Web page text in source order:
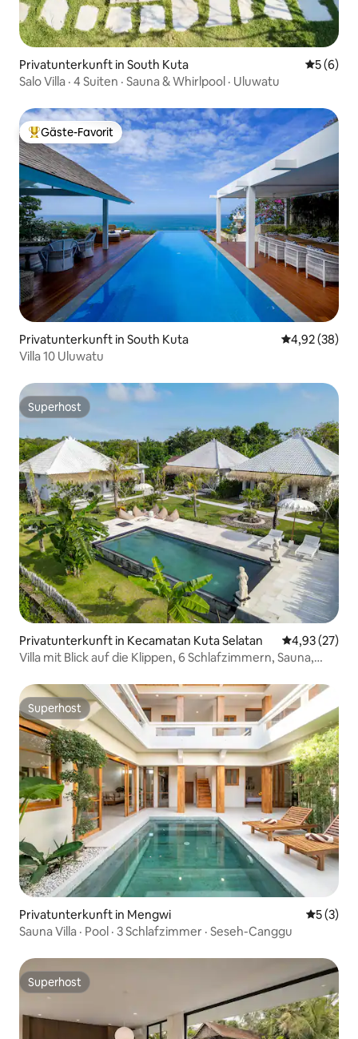
Privatunterkunft in South Kuta
5 (6)
Salo Villa · 4 Suiten · Sauna & Whirlpool · Uluwatu
Beliebter Gäste-Favorit.
Gäste-Favorit
Privatunterkunft in South Kuta
4,92 (38)
Villa 10 Uluwatu
Superhost
Superhost
Privatunterkunft in Kecamatan Kuta Selatan
4,93 (27)
Villa mit Blick auf die Klippen, 6 Schlafzimmern, Sauna,
Superhost
Superhost
Privatunterkunft in Mengwi
5 (3)
Sauna Villa · Pool · 3 Schlafzimmer · Seseh-Canggu
Superhost
Superhost